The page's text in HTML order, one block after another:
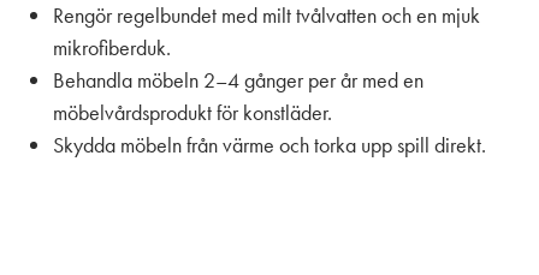
Rengör regelbundet med milt tvålvatten och en mjuk
mikrofiberduk.
Behandla möbeln 2–4 gånger per år med en
möbelvårdsprodukt för konstläder.
Skydda möbeln från värme och torka upp spill direkt.